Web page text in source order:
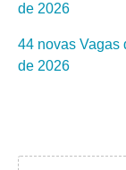
de 2026
44 novas Vagas
de 2026